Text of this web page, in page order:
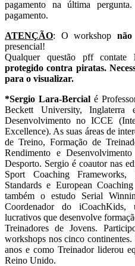
pagamento na última
pagamento.
ATENÇÃO: O workshop
presencial!
Qualquer questão pff contate
protegido contra piratas.
para o visualizar.
*Sergio Lara-Bercial é
Beckett University,
Desenvolvimento no ICCE
Excellence). As suas áreas de
de Treino, Formação de
Rendimento e
Desporto. Sergio é coautor nas
Sport Coaching Frameworks,
Standards e European
também o estudo Serial
Coordenador do
lucrativos que desenvolve
Treinadores de Jovens.
workshops nos cinco
anos e como Treinador liderou
Reino Unido.